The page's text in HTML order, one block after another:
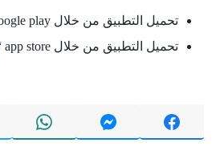
تحميل التطبيق من خلال google play “
تحميل التطبيق من خلال app store “